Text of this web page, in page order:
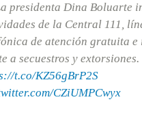
presidenta Dina Boluarte
de la Central 111,
de atención gratuita e
a secuestros y extorsiones.
t.co/KZ56gBrP2S
CZiUMPCwyx